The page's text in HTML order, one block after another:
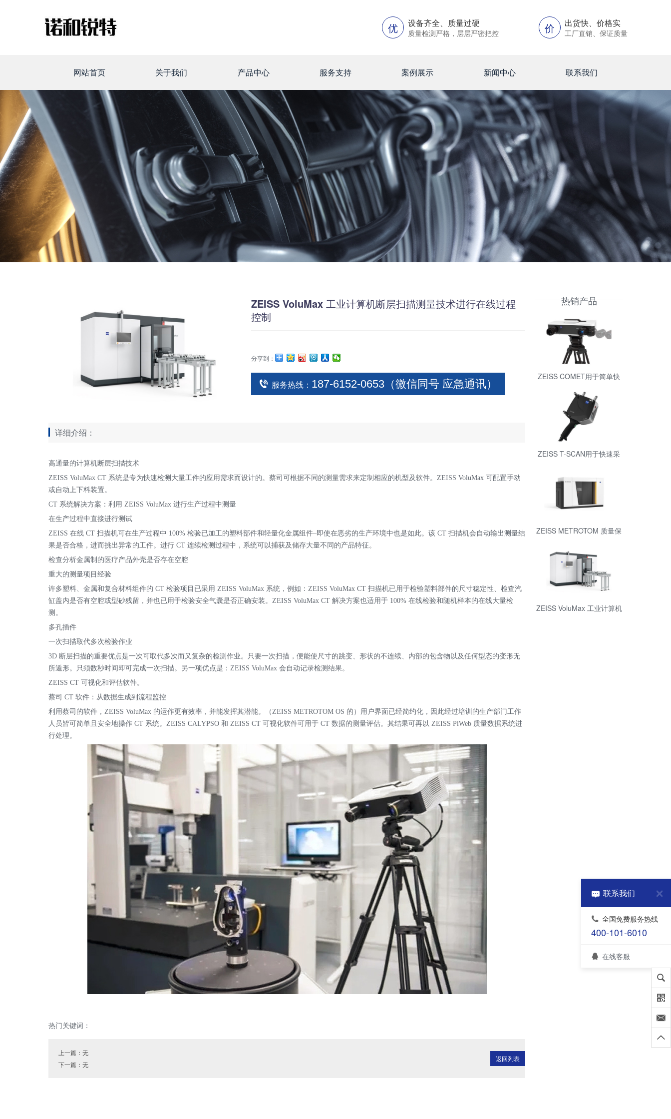
优 设备齐全、质量过硬
质量检测严格，层层严密把控 价 出货快、价格实
工厂直销、保证质量
网站首页 关于我们 产品中心 服务支持 案例展示 新闻中心 联系我们
ZEISS VoluMax 工业计算机断层扫描测量技术进行在线过程
控制
分享到：
服务热线： 187-6152-0653（微信同号 应急通讯）
详细介绍：
高通量的计算机断层扫描技术
ZEISS VoluMax CT 系统是专为快速检测大量工件的应用需求而设计的。蔡司可根据不同的测量需求来定制相应的机型及软件。ZEISS VoluMax 可配置手动
或自动上下料装置。
CT 系统解决方案：利用 ZEISS VoluMax 进行生产过程中测量
在生产过程中直接进行测试
ZEISS 在线 CT 扫描机可在生产过程中 100% 检验已加工的塑料部件和轻量化金属组件–即使在恶劣的生产环境中也是如此。该 CT 扫描机会自动输出测量结
果是否合格，进而挑出异常的工件。进行 CT 连续检测过程中，系统可以捕获及储存大量不同的产品特征。
检查分析金属制的医疗产品外壳是否存在空腔
重大的测量项目经验
许多塑料、金属和复合材料组件的 CT 检验项目已采用 ZEISS VoluMax 系统，例如：ZEISS VoluMax CT 扫描机已用于检验塑料部件的尺寸稳定性、检查汽
缸盖内是否有空腔或型砂残留，并也已用于检验安全气囊是否正确安装。ZEISS VoluMax CT 解决方案也适用于 100% 在线检验和随机样本的在线大量检
测。
多孔插件
一次扫描取代多次检验作业
3D 断层扫描的重要优点是一次可取代多次而又复杂的检测作业。只要一次扫描，便能使尺寸的跳变、形状的不连续、内部的包含物以及任何型态的变形无
所遁形。只须数秒时间即可完成一次扫描。另一项优点是：ZEISS VoluMax 会自动记录检测结果。
ZEISS CT 可视化和评估软件。
蔡司 CT 软件：从数据生成到流程监控
利用蔡司的软件，ZEISS VoluMax 的运作更有效率，并能发挥其潜能。（ZEISS METROTOM OS 的）用户界面已经简约化，因此经过培训的生产部门工作
人员皆可简单且安全地操作 CT 系统。ZEISS CALYPSO 和 ZEISS CT 可视化软件可用于 CT 数据的测量评估。其结果可再以 ZEISS PiWeb 质量数据系统进
行处理。
热门关键词：
上一篇：无
下一篇：无
返回列表
热销产品
ZEISS COMET用于简单快
ZEISS T-SCAN用于快速采
ZEISS METROTOM 质量保
ZEISS VoluMax 工业计算机
联系我们
全国免费服务热线
400-101-6010
在线客服